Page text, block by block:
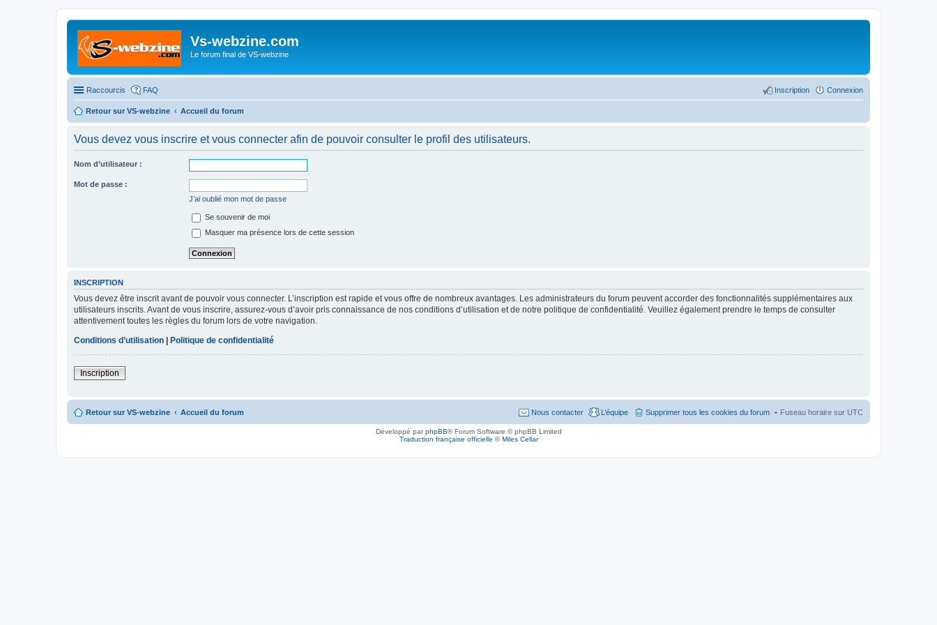
Vs-webzine.com
Le forum final de VS-webzine
Raccourcis FAQ Connexion
Inscription
Retour sur VS-webzine Accueil du forum
Vous devez vous inscrire et vous connecter afin de pouvoir consulter le profil des utilisateurs.
Nom d’utilisateur :
Mot de passe :
J’ai oublié mon mot de passe
Se souvenir de moi
Masquer ma présence lors de cette session
INSCRIPTION
Vous devez être inscrit avant de pouvoir vous connecter. L’inscription est rapide et vous offre de nombreux avantages. Les administrateurs du forum peuvent accorder des fonctionnalités supplémentaires aux
utilisateurs inscrits. Avant de vous inscrire, assurez-vous d’avoir pris connaissance de nos conditions d’utilisation et de notre politique de confidentialité. Veuillez également prendre le temps de consulter
attentivement toutes les règles du forum lors de votre navigation.
Conditions d’utilisation
Politique de confidentialité
Inscription
Retour sur VS-webzine Accueil du forum Fuseau horaire sur UTC
Supprimer tous les cookies du forum
L’équipe
Nous contacter
Développé parphpBB® Forum Software © phpBB Limited
Traduction française officielle ©Miles Cellar